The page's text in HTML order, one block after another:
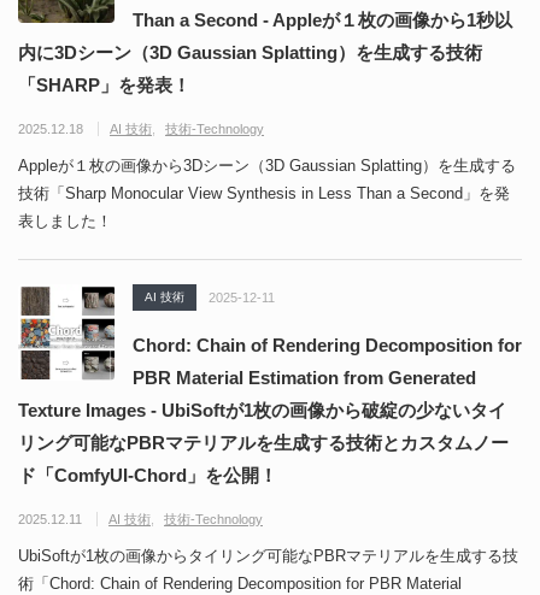
Than a Second - Appleが１枚の画像から1秒以
内に3Dシーン（3D Gaussian Splatting）を生成する技術
「SHARP」を発表！
2025.12.18 AI 技術 技術-Technology
Appleが１枚の画像から3Dシーン（3D Gaussian Splatting）を生成する
技術「Sharp Monocular View Synthesis in Less Than a Second」を発
表しました！
AI 技術 2025-12-11
Chord: Chain of Rendering Decomposition for
PBR Material Estimation from Generated
Texture Images - UbiSoftが1枚の画像から破綻の少ないタイ
リング可能なPBRマテリアルを生成する技術とカスタムノー
ド「ComfyUI-Chord」を公開！
2025.12.11 AI 技術 技術-Technology
UbiSoftが1枚の画像からタイリング可能なPBRマテリアルを生成する技
術「Chord: Chain of Rendering Decomposition for PBR Material